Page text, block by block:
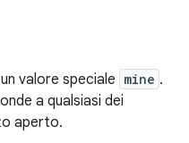
valore speciale mine .
a qualsiasi dei
aperto.